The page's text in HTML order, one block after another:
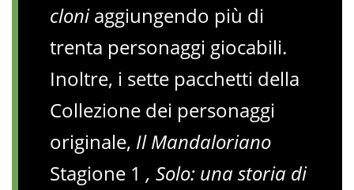
cloniaggiungendo più di
trenta personaggi giocabili.
Inoltre, i sette pacchetti della
Collezione dei personaggi
originale, Il Mandaloriano
Stagione 1 , Solo: una storia di